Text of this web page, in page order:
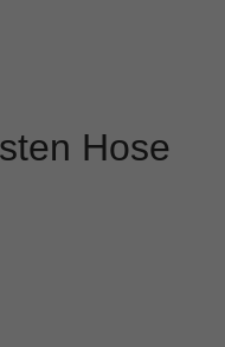
Hose